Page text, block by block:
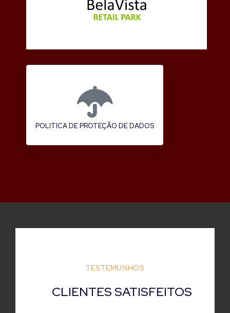
POLITICA DE PROTEÇÃO DE DADOS
TESTEMUNHOS
CLIENTES SATISFEITOS